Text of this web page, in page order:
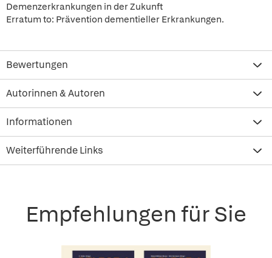
Demenzerkrankungen in der Zukunft
Erratum to: Prävention dementieller Erkrankungen.
Bewertungen
Autorinnen & Autoren
Informationen
Weiterführende Links
Empfehlungen für Sie